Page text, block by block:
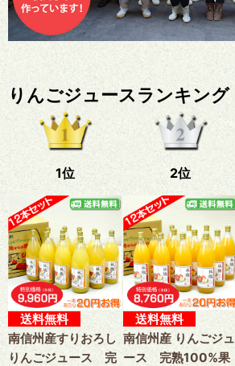
りんごジュースランキング
1位
送料無料
南信州産すりおろし
りんごジュース 完
2位
送料無料
南信州産 りんごジュ
ース 完熟100%果